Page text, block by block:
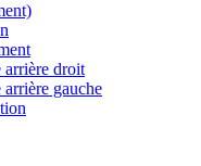
arrière droit
gauche